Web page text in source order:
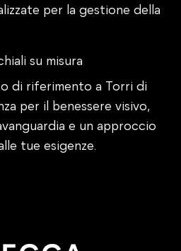
per la gestione della
su misura
di riferimento a Torri di
per il benessere visivo,
e un approccio
tue esigenze.